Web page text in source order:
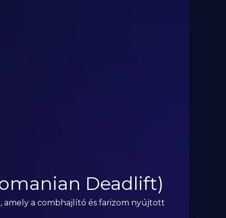
Deadlift)
amely a combhajlító és farizom nyújtott